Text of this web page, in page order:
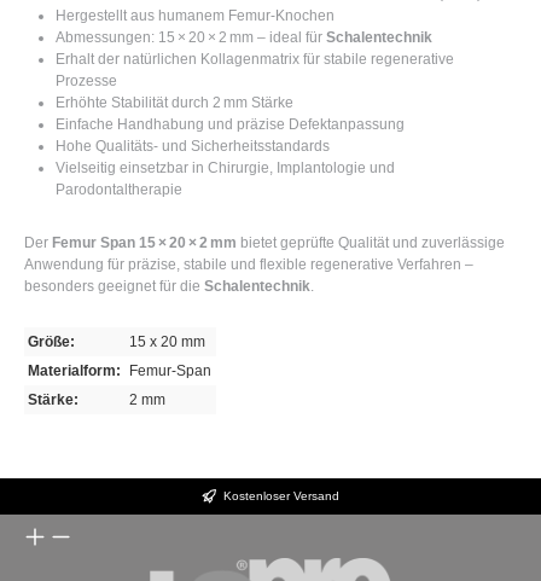
Hergestellt aus humanem Femur-Knochen
Abmessungen: 15 × 20 × 2 mm – ideal für Schalentechnik
Erhalt der natürlichen Kollagenmatrix für stabile regenerative
Prozesse
Erhöhte Stabilität durch 2 mm Stärke
Einfache Handhabung und präzise Defektanpassung
Hohe Qualitäts- und Sicherheitsstandards
Vielseitig einsetzbar in Chirurgie, Implantologie und
Parodontaltherapie
Der Femur Span 15 × 20 × 2 mm bietet geprüfte Qualität und zuverlässige
Anwendung für präzise, stabile und flexible regenerative Verfahren –
besonders geeignet für die Schalentechnik.
Größe:
15 x 20 mm
Materialform:
Femur-Span
Stärke:
2 mm
Kostenloser Versand